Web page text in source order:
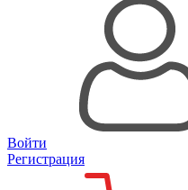
Войти
Регистрация